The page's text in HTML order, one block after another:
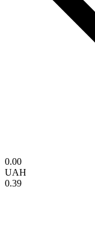
0.00
UAH
0.39